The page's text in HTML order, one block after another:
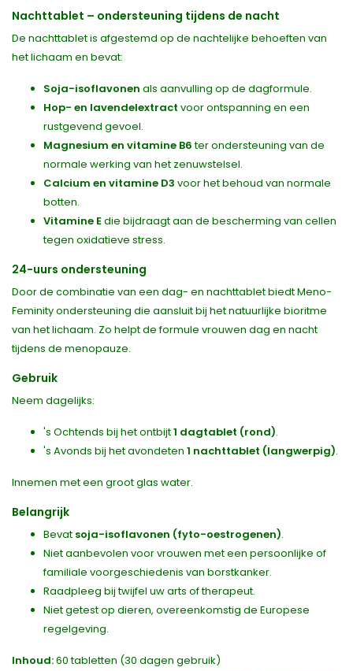
Nachttablet – ondersteuning tijdens de nacht
De nachttablet is afgestemd op de nachtelijke behoeften van
het lichaam en bevat:
Soja-isoflavonen als aanvulling op de dagformule.
Hop- en lavendelextract voor ontspanning en een
rustgevend gevoel.
Magnesium en vitamine B6ter ondersteuning van de
normale werking van het zenuwstelsel.
Calcium en vitamine D3 voor het behoud van normale
botten.
Vitamine Edie bijdraagt aan de bescherming van cellen
tegen oxidatieve stress.
24-uurs ondersteuning
Door de combinatie van een dag- en nachttablet biedt Meno-
Feminity ondersteuning die aansluit bij het natuurlijke bioritme
van het lichaam. Zo helpt de formule vrouwen dag en nacht
tijdens de menopauze.
Gebruik
Neem dagelijks:
's Ochtends bij het ontbijt1 dagtablet (rond).
's Avonds bij het avondeten 1 nachttablet (langwerpig).
Innemen met een groot glas water.
Belangrijk
Bevat soja-isoflavonen (fyto-oestrogenen).
Niet aanbevolen voor vrouwen met een persoonlijke of
familiale voorgeschiedenis van borstkanker.
Raadpleeg bij twijfel uw arts of therapeut.
Niet getest op dieren, overeenkomstig de Europese
regelgeving.
Inhoud:60 tabletten (30 dagen gebruik)